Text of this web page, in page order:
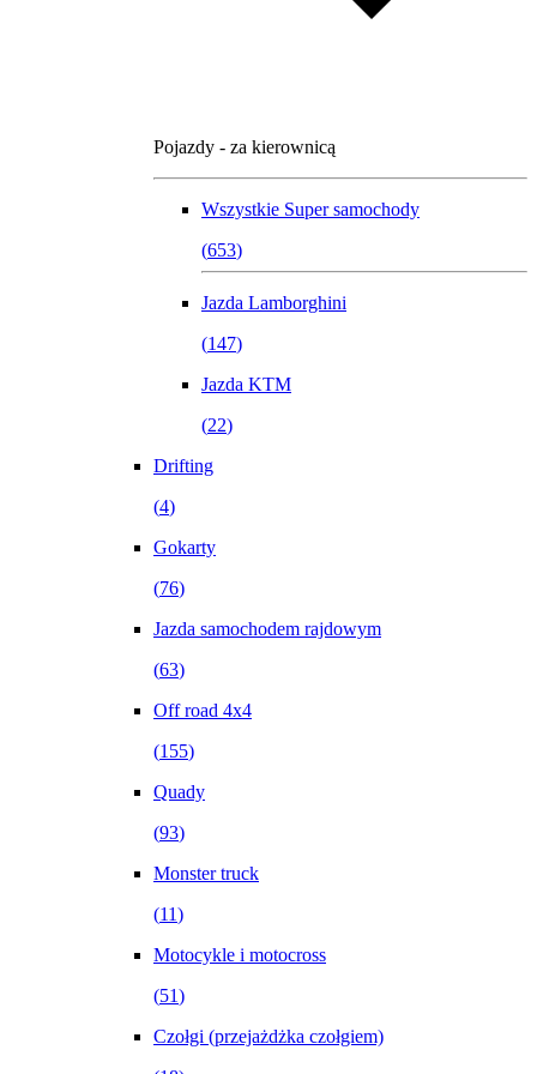
Pojazdy - za kierownicą
Wszystkie Super samochody
(653)
Jazda Lamborghini
(147)
Jazda KTM
(22)
Drifting
(4)
Gokarty
(76)
Jazda samochodem rajdowym
(63)
Off road 4x4
(155)
Quady
(93)
Monster truck
(11)
Motocykle i motocross
(51)
Czołgi (przejażdżka czołgiem)